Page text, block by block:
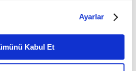
ilişkin detaylı bilgi için
Çerez Bilgilendirme
Korunması Kanunu uyarınca
Ayarlar
Kabul Et